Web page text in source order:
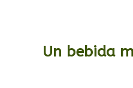
Un bebida